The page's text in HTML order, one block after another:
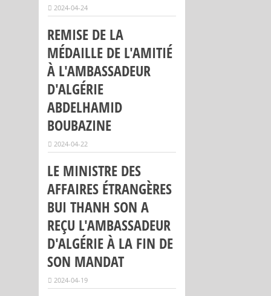
2024-04-24
REMISE DE LA
MÉDAILLE DE L'AMITIÉ
À L'AMBASSADEUR
D'ALGÉRIE
ABDELHAMID
BOUBAZINE
2024-04-22
LE MINISTRE DES
AFFAIRES ÉTRANGÈRES
BUI THANH SON A
REÇU L'AMBASSADEUR
D'ALGÉRIE À LA FIN DE
SON MANDAT
2024-04-19